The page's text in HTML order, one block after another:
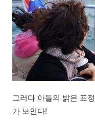
그러다 아들의 밝은 표
가 보인다!